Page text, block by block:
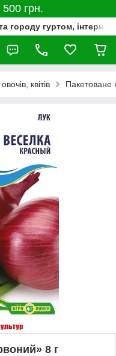
грн.
городу гуртом,
квітів Пакетоване
8 г